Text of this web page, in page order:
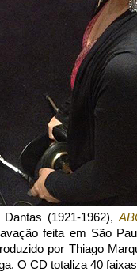
(1921-1962),
feita em São
por Thiago
O CD totaliza 40